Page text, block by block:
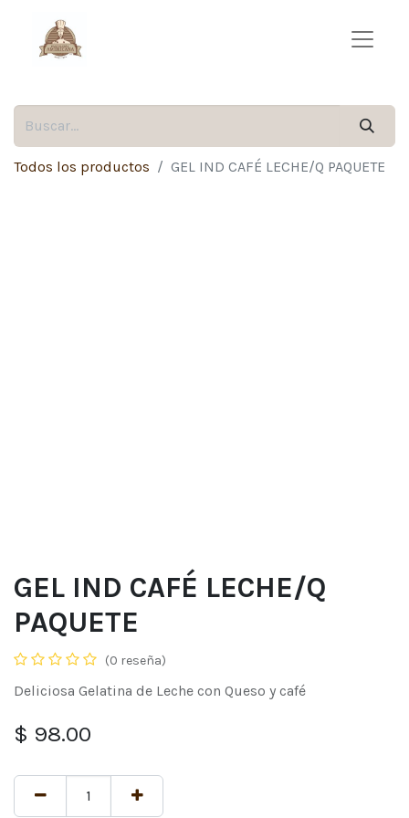
Todos los productos GEL IND CAFÉ LECHE/Q PAQUETE
GEL IND CAFÉ LECHE/Q
PAQUETE
(0 reseña)
Deliciosa Gelatina de Leche con Queso y café
$ 98.00